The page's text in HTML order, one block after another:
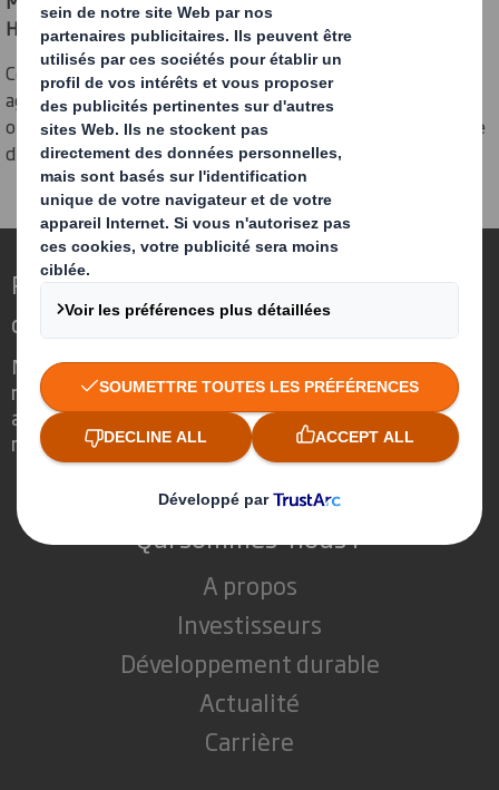
Hamel
Cette modernisation confirme l’engagement de DS Smith à
agir concrètement sur la transition énergétique de ses
opérations, tout en renforçant la performance industrielle
du site.
Repenser l’emballage pour un monde qui
change
Nous faisons la différence parce que
nous avons su voir en quoi l'emballage
avait un rôle important à jouer dans le
monde qui nous entoure.
Qui sommes-nous ?
A propos
Investisseurs
Développement durable
Actualité
Carrière